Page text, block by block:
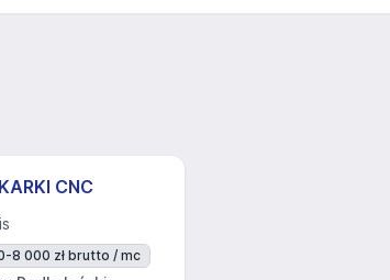
CNC
8 000 zł brutto / mc